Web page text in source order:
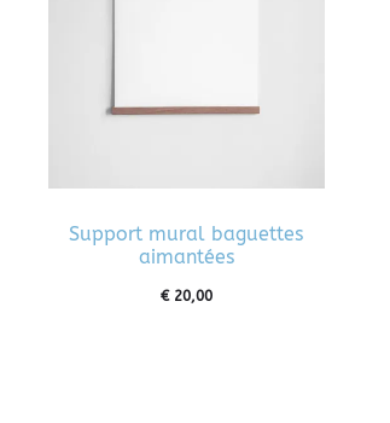
Support mural baguettes
aimantées
€20,00